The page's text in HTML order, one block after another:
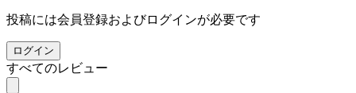
投稿には会員登録およびログインが必要です
ログイン
すべてのレビュー